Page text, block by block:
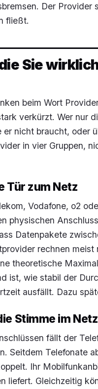
Der Provider
fließt.
Sie
beim Wort
verkürzt. Wer nur
nicht braucht, oder
in vier Gruppen,
Tür zum Netz
Vodafone, o2
physischen
Datenpakete
rechnen
theoretische
ist, wie stabil der
ausfällt. Dazu
Stimme im Netz
fällt der
Seitdem Telefonate
Ihr
liefert. Gleichzeitig